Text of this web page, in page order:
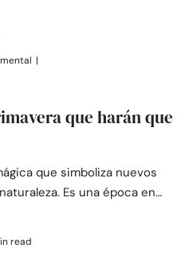
|
que harán
que simboliza nuevos
Es una época en…
read